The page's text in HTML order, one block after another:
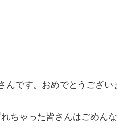
んです。おめでとうござい
ちゃった皆さんはごめん